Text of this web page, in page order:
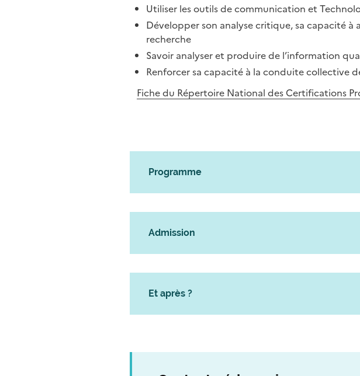
Utiliser les outils de communication et
Développer son analyse critique, sa capacité
recherche
Savoir analyser et produire de l’information
Renforcer sa capacité à la conduite collective
Fiche du Répertoire National des Certifications
Programme
Admission
Et après ?